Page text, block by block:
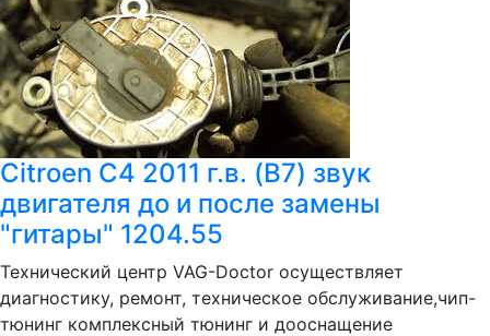
Citroen C4 2011 г.в. (B7) звук
двигателя до и после замены
"гитары" 1204.55
Технический центр VAG-Doctor осуществляет
диагностику, ремонт, техническое обслуживание,чип-
тюнинг комплексный тюнинг и дооснащение